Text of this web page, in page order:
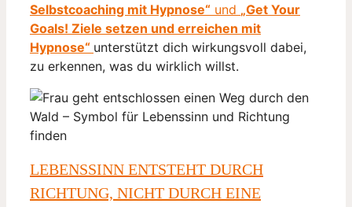
Selbstcoaching mit Hypnose“ und „Get Your
Goals! Ziele setzen und erreichen mit
Hypnose“ unterstützt dich wirkungsvoll dabei,
zu erkennen, was du wirklich willst.
LEBENSSINN ENTSTEHT DURCH
RICHTUNG, NICHT DURCH EINE